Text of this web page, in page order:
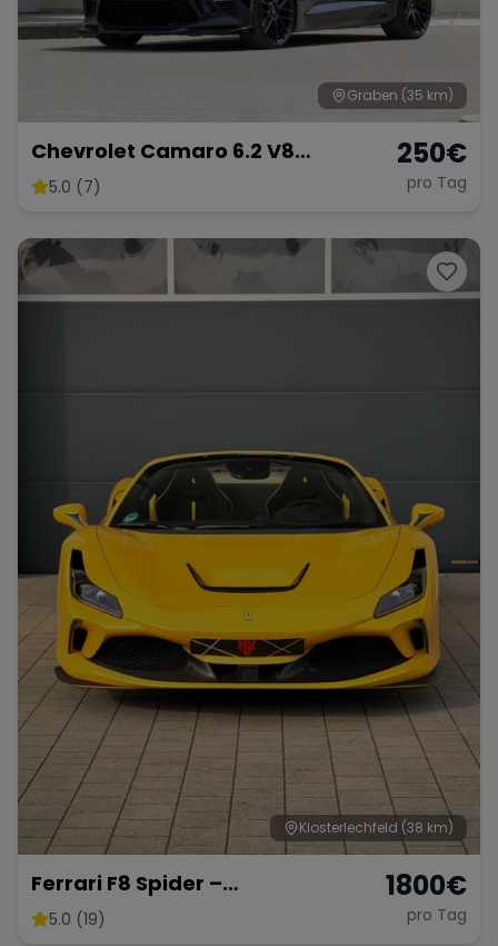
Graben (35 km)
Chevrolet Camaro 6.2 V8
Customkingz
5.0 (7)
250€
pro Tag
Klosterlechfeld (38 km)
Ferrari F8 Spider –
Atemberaubendes Cabrio
5.0 (19)
1800€
pro Tag